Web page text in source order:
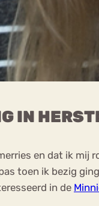
IN
en dat ik
toen ik bezig
in de